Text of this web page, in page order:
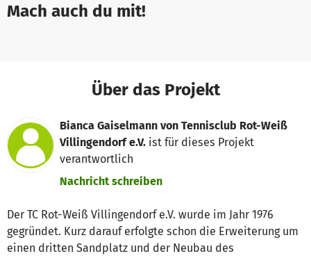
Mach auch du mit!
Über das Projekt
Bianca Gaiselmann von Tennisclub Rot-Weiß
Villingendorf e.V. ist für dieses Projekt
verantwortlich
Nachricht schreiben
Der TC Rot-Weiß Villingendorf e.V. wurde im Jahr 1976
gegründet. Kurz darauf erfolgte schon die Erweiterung um
einen dritten Sandplatz und der Neubau des